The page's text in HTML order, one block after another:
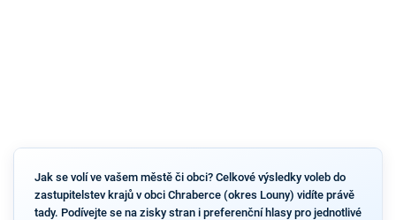
Jak se volí ve vašem městě či obci? Celkové výsledky voleb do
zastupitelstev krajů v obci Chraberce (okres Louny) vidíte právě
tady. Podívejte se na zisky stran i preferenční hlasy pro jednotlivé